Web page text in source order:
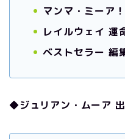
マンマ・ミーア！
レイルウェイ 運
ベストセラー 編
◆ジュリアン・ムーア